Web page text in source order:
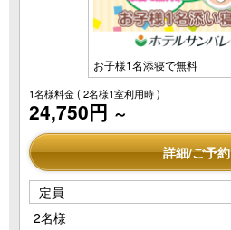
お子様1名添寝で無料
1名様料金( 2名様1室利用時 )
24,750円 ～
詳細/ご予約
定員
2名様